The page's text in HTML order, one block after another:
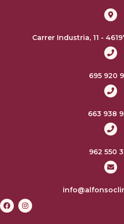
Carrer Industria, 11 -
695 920
663 938
962 550